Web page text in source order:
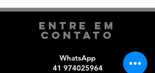
Entre em
Contato
WhatsApp
41 974025964